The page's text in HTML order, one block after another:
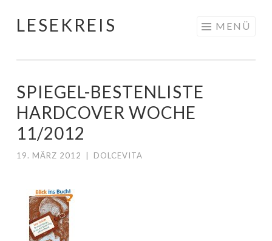
Springe
LESEKREIS MENÜ
SPIEGEL-BESTENLISTE
HARDCOVER WOCHE
11/2012
19. MÄRZ 2012 DOLCEVITA